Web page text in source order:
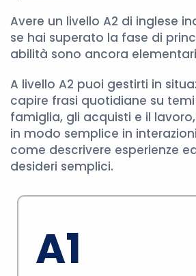
Avere un livello A2 di inglese
se hai superato la fase di
abilità sono ancora
A livello A2 puoi gestirti in
capire frasi quotidiane su
famiglia, gli acquisti e il
in modo semplice in
come descrivere esperienze
desideri semplici.
A1